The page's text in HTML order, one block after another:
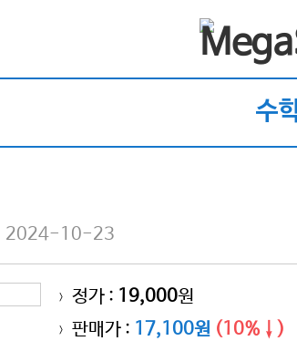
수
| 2024-10-23
> 정가 : 19,000원
> 판매가 : 17,100원 (10%↓)